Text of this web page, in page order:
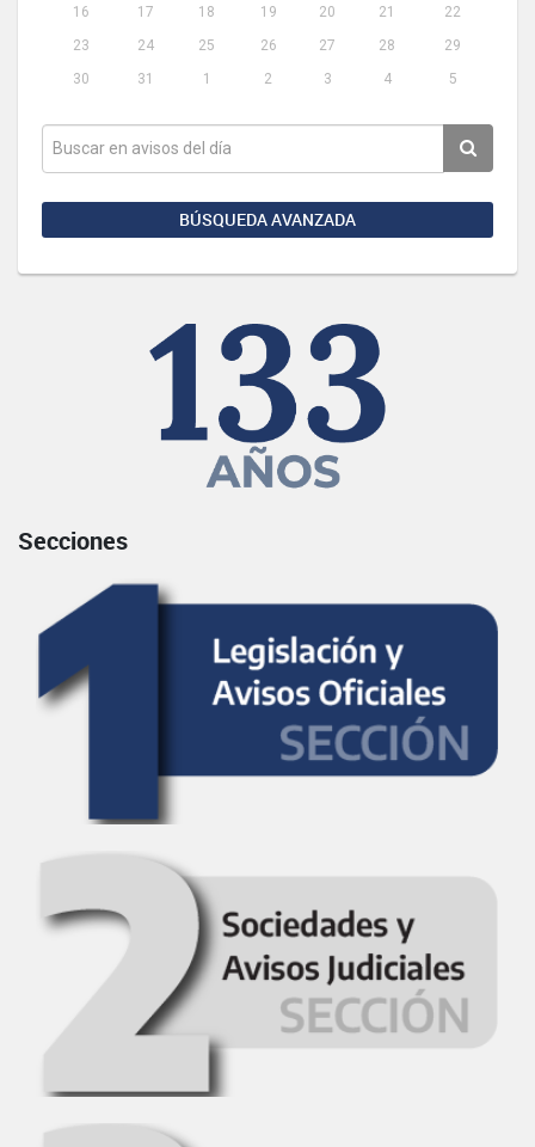
16
17 18 19 20 21
22
23
24 25 26 27 28
29
30
31 1 2 3 4 5
BÚSQUEDA AVANZADA
Secciones